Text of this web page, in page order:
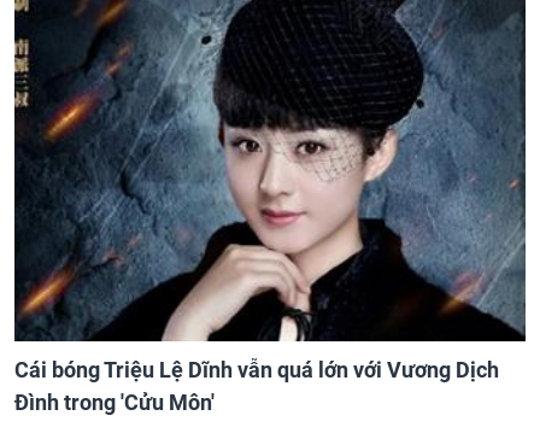
Cái bóng Triệu Lệ Dĩnh vẫn quá lớn với Vương Dịch
Đình trong 'Cửu Môn'